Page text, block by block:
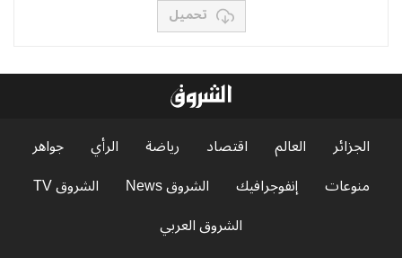
تحميل
الجزائر العالم اقتصاد رياضة الرأي
جواهر
منوعات
إنفوجرافيك الشروق News
الشروق TV
الشروق العربي